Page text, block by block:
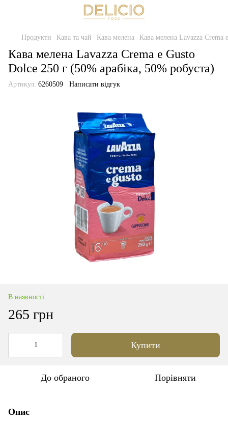
Продукти Кава та чай Кава мелена Кава мелена Lavazza Crema
Кава мелена Lavazza Crema e Gusto
Dolce 250 г (50% арабіка, 50% робуста)
Артикул: 6260509 Написати відгук
В наявності
265 грн
Купити
До обраного Порівняти
Опис